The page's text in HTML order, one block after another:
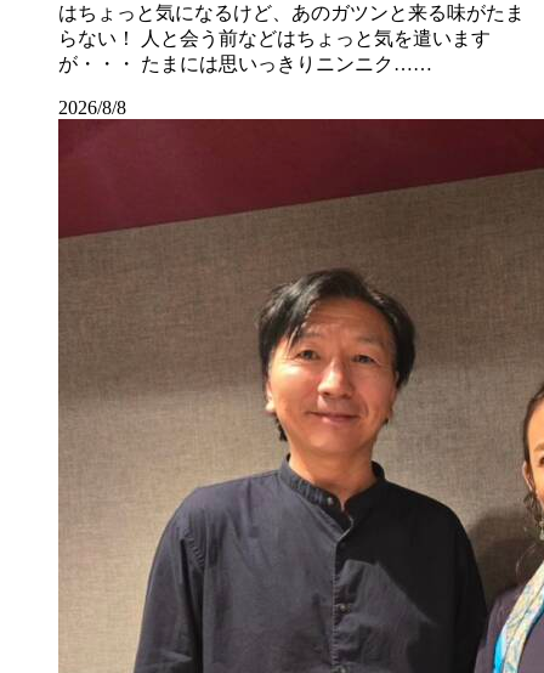
はちょっと気になるけど、あのガツンと来る味がたま
らない！ 人と会う前などはちょっと気を遣います
が・・・ たまには思いっきりニンニク……
2026/8/8